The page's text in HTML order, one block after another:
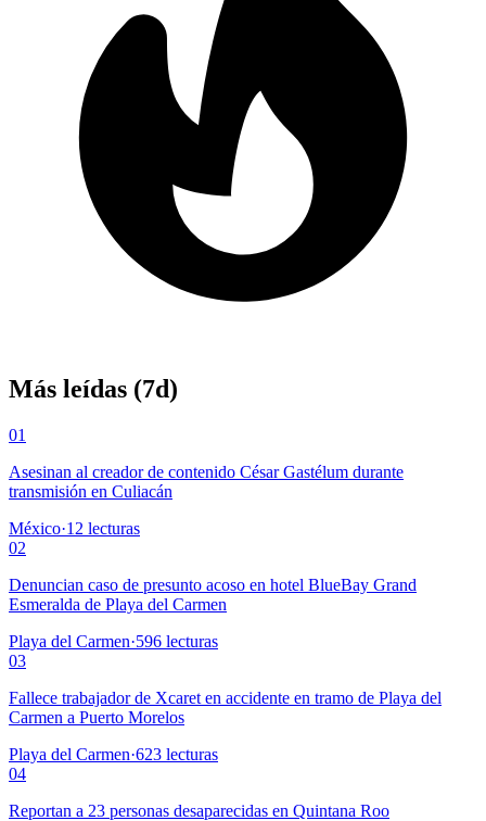
Más leídas (7d)
01
Asesinan al creador de contenido César Gastélum durante
transmisión en Culiacán
México·12 lecturas
02
Denuncian caso de presunto acoso en hotel BlueBay Grand
Esmeralda de Playa del Carmen
Playa del Carmen·596 lecturas
03
Fallece trabajador de Xcaret en accidente en tramo de Playa del
Carmen a Puerto Morelos
Playa del Carmen·623 lecturas
04
Reportan a 23 personas desaparecidas en Quintana Roo